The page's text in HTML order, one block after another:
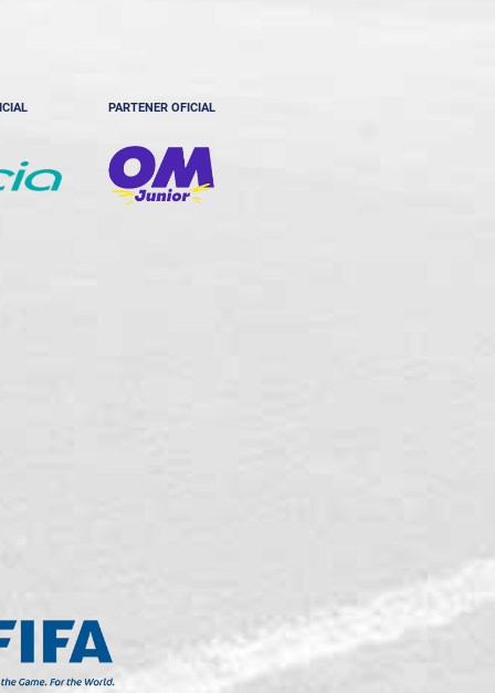
PARTENER OFICIAL